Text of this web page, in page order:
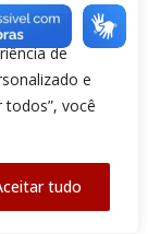
de
e
todos”, você
tudo